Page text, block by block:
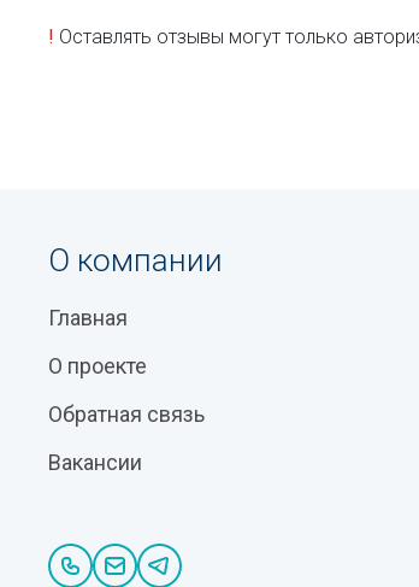
! Оставлять отзывы могут только
О компании
Главная
О проекте
Обратная связь
Вакансии